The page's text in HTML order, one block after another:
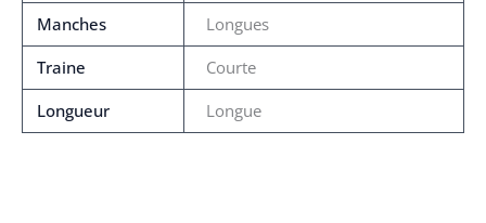
Manches
Longues
Traine
Courte
Longueur
Longue